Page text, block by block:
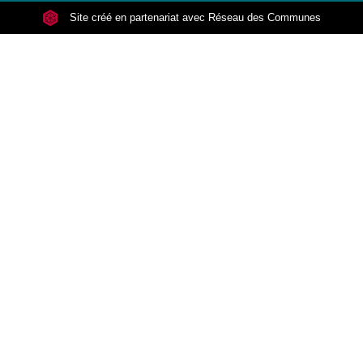
Site créé en partenariat avec Réseau des Communes